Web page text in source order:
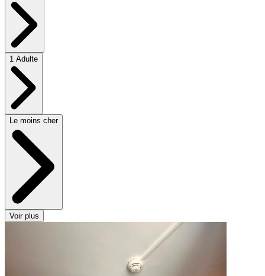
1 Adulte
Le moins cher
Voir plus